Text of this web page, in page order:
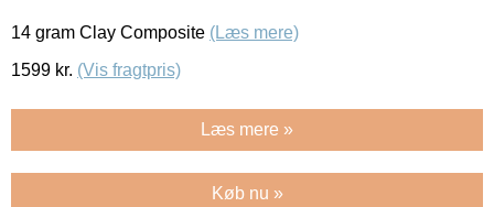
14 gram Clay Composite (Læs mere)
1599 kr. (Vis fragtpris)
Læs mere »
Køb nu »